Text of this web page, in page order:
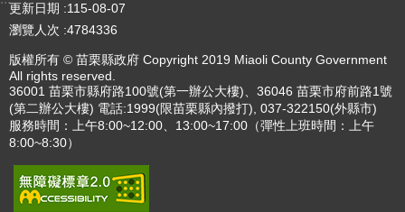
更新日期
115-08-07
瀏覽人次 4784336
版權所有 © 苗栗縣政府 Copyright 2019 Miaoli County Government
All rights reserved.
36001 苗栗市縣府路100號(第一辦公大樓)、36046 苗栗市府前路1號
(第二辦公大樓) 電話:1999(限苗栗縣內撥打), 037-322150(外縣市)
服務時間：上午8:00~12:00、13:00~17:00（彈性上班時間：上午
8:00~8:30）